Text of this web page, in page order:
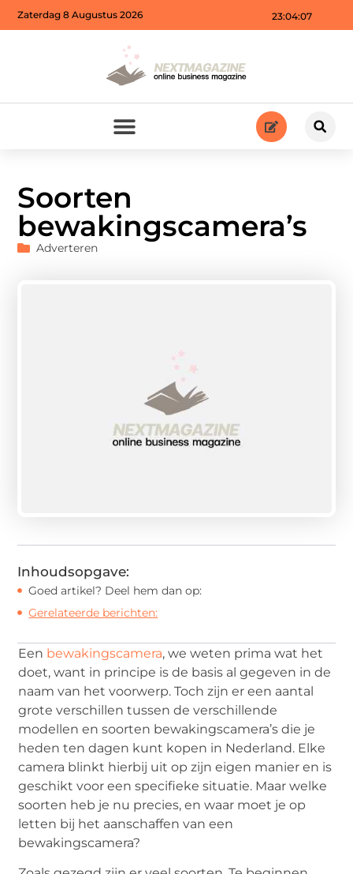
23:04:08
Zaterdag 8 Augustus 2026
Soorten
bewakingscamera’s
Adverteren
Inhoudsopgave:
Goed artikel? Deel hem dan op:
Gerelateerde berichten:
Een bewakingscamera, we weten prima wat het
doet, want in principe is de basis al gegeven in de
naam van het voorwerp. Toch zijn er een aantal
grote verschillen tussen de verschillende
modellen en soorten bewakingscamera’s die je
heden ten dagen kunt kopen in Nederland. Elke
camera blinkt hierbij uit op zijn eigen manier en is
geschikt voor een specifieke situatie. Maar welke
soorten heb je nu precies, en waar moet je op
letten bij het aanschaffen van een
bewakingscamera?